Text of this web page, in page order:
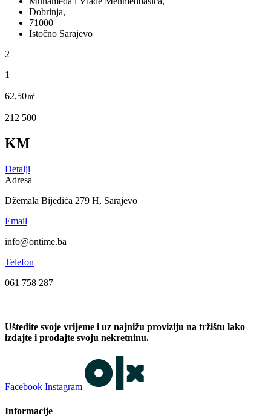
Dobrinja,
71000
Istočno Sarajevo
2
1
62,50㎡
212 500
KM
Detalji
Adresa
Džemala Bijedića 279 H, Sarajevo
Email
info@ontime.ba
Telefon
061 758 287
Uštedite svoje vrijeme i uz najnižu proviziju na tržištu lako
izdajte i prodajte svoju nekretninu.
Facebook Instagram
Informacije